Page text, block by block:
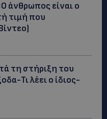
άνθρωπος είναι ο
τιμή που
τη στήριξη του
Τι λέει ο ίδιος-